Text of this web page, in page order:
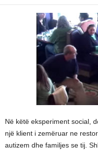
Në këtë eksperiment social,
një klient i zemëruar ne
autizem dhe familjes se tij.